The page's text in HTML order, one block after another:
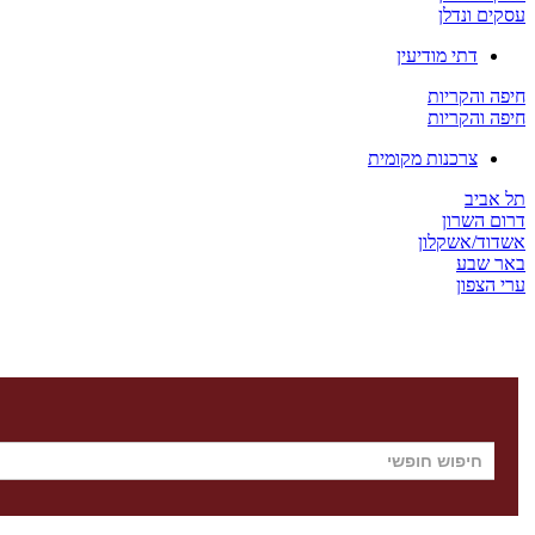
עסקים ונדלן
דתי מודיעין
חיפה והקריות
חיפה והקריות
צרכנות מקומית
תל אביב
דרום השרון
אשדוד/אשקלון
באר שבע
ערי הצפון